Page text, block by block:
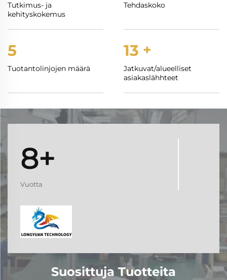
Tutkimus- ja
kehityskokemus
Tehdaskoko
5
Tuotantolinjojen määrä
13 +
Jatkuvat/alueelliset
asiakaslähhteet
8+
Vuotta
Suosittuja Tuotteita